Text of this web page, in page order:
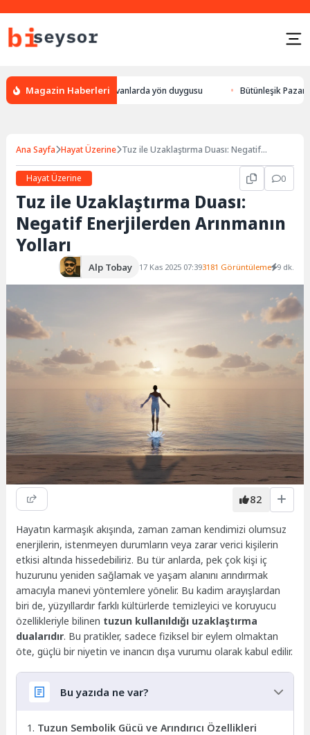
Magazin Haberleri
yön bulması, hayvanlarda yön duygusu Bütünleşik Pazarlama:
Ana Sayfa Hayat Üzerine Tuz ile Uzaklaştırma Duası: Negatif
Hayat Üzerine
0
Tuz ile Uzaklaştırma Duası:
Negatif Enerjilerden Arınmanın
Yolları
Alp Tobay 17 Kas 2025 07:393181 Görüntüleme 9 dk.
82
Hayatın karmaşık akışında, zaman zaman kendimizi olumsuz
enerjilerin, istenmeyen durumların veya zarar verici kişilerin
etkisi altında hissedebiliriz. Bu tür anlarda, pek çok kişi iç
huzurunu yeniden sağlamak ve yaşam alanını arındırmak
amacıyla manevi yöntemlere yönelir. Bu kadim arayışlardan
biri de, yüzyıllardır farklı kültürlerde temizleyici ve koruyucu
özellikleriyle bilinen tuzun kullanıldığı uzaklaştırma
dualarıdır. Bu pratikler, sadece fiziksel bir eylem olmaktan
öte, güçlü bir niyetin ve inancın dışa vurumu olarak kabul edilir.
Bu yazıda ne var?
Tuzun Sembolik Gücü ve Arındırıcı Özellikleri